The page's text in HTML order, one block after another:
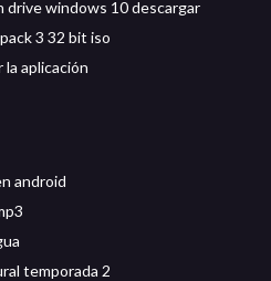
drive windows 10 descargar
3 32 bit iso
la aplicación
android
temporada 2